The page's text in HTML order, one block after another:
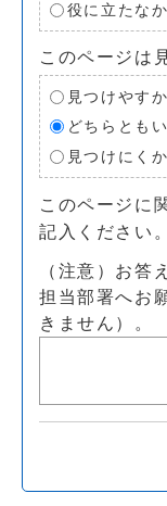
役に立たな
このページは
見つけやす
どちらとも
見つけにく
このページに
記入ください。
（注意）お答
担当部署へお
きません）。